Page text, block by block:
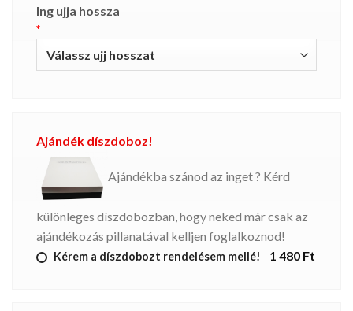
Ing ujja hossza
*
Ajándék díszdoboz!
Ajándékba szánod az inget ? Kérd
különleges díszdobozban, hogy neked már csak az
ajándékozás pillanatával kelljen foglalkoznod!
Kérem a díszdobozt rendelésem mellé! 1 480 Ft